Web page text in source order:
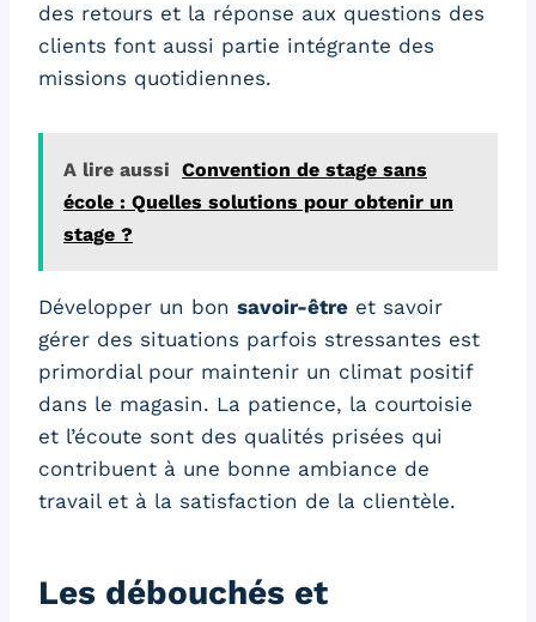
des retours et la réponse aux questions des
clients font aussi partie intégrante des
missions quotidiennes.
A lire aussi Convention de stage sans
école : Quelles solutions pour obtenir un
stage ?
Développer un bon savoir-être et savoir
gérer des situations parfois stressantes est
primordial pour maintenir un climat positif
dans le magasin. La patience, la courtoisie
et l’écoute sont des qualités prisées qui
contribuent à une bonne ambiance de
travail et à la satisfaction de la clientèle.
Les débouchés et